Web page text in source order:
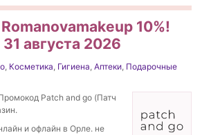
10%!
августа 2026
, Косметика, Гигиена, Аптеки, Подарочные
Patch and go (Патч
и офлайн в Орле. не